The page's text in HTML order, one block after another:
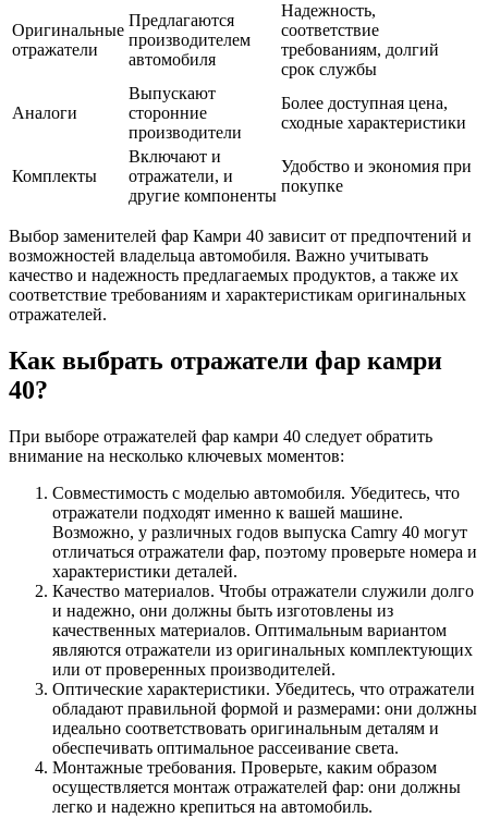
Оригинальные
отражатели
Предлагаются
производителем
автомобиля
Надежность,
соответствие
требованиям, долгий
срок службы
Аналоги
Выпускают
сторонние
производители
Более доступная цена,
сходные характеристики
Комплекты
Включают и
отражатели, и
другие компоненты
Удобство и экономия при
покупке
Выбор заменителей фар Камри 40 зависит от предпочтений и
возможностей владельца автомобиля. Важно учитывать
качество и надежность предлагаемых продуктов, а также их
соответствие требованиям и характеристикам оригинальных
отражателей.
Как выбрать отражатели фар камри
40?
При выборе отражателей фар камри 40 следует обратить
внимание на несколько ключевых моментов:
Совместимость с моделью автомобиля. Убедитесь, что
отражатели подходят именно к вашей машине.
Возможно, у различных годов выпуска Camry 40 могут
отличаться отражатели фар, поэтому проверьте номера и
характеристики деталей.
Качество материалов. Чтобы отражатели служили долго
и надежно, они должны быть изготовлены из
качественных материалов. Оптимальным вариантом
являются отражатели из оригинальных комплектующих
или от проверенных производителей.
Оптические характеристики. Убедитесь, что отражатели
обладают правильной формой и размерами: они должны
идеально соответствовать оригинальным деталям и
обеспечивать оптимальное рассеивание света.
Монтажные требования. Проверьте, каким образом
осуществляется монтаж отражателей фар: они должны
легко и надежно крепиться на автомобиль.